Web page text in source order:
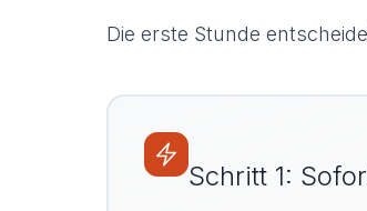
Die erste Stunde
Schritt 1: